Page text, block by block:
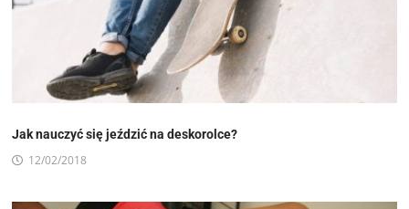
Jak nauczyć się jeździć na deskorolce?
12/02/2018